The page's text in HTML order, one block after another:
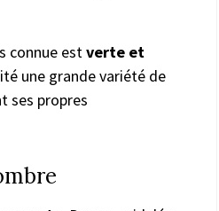
connue estverte et
une grande variété de
ses propres